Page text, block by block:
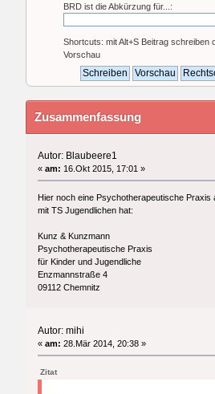
BRD ist die Abkürzung für...:
Shortcuts: mit Alt+S Beitrag schreiben
Vorschau
Zusammenfassung
Autor: Blaubeere1
«am: 16.Okt 2015, 17:01 »
Hier noch eine Psychotherapeutische
mit TS Jugendlichen hat:
Kunz & Kunzmann
Psychotherapeutische Praxis
für Kinder und Jugendliche
Enzmannstraße 4
09112 Chemnitz
Autor: mihi
«am: 28.Mär 2014, 20:38 »
Zitat